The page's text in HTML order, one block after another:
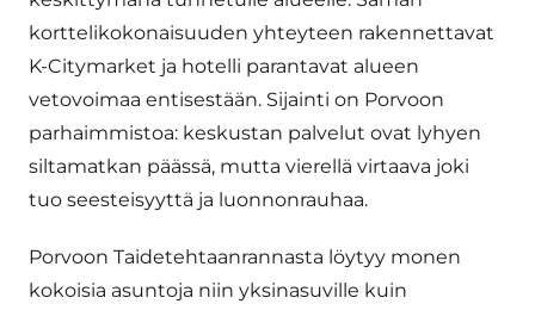
korttelikokonaisuuden yhteyteen rakennettavat
K-Citymarket ja hotelli parantavat alueen
vetovoimaa entisestään. Sijainti on Porvoon
parhaimmistoa: keskustan palvelut ovat lyhyen
siltamatkan päässä, mutta vierellä virtaava joki
tuo seesteisyyttä ja luonnonrauhaa.
Porvoon Taidetehtaanrannasta löytyy monen
kokoisia asuntoja niin yksinasuville kuin